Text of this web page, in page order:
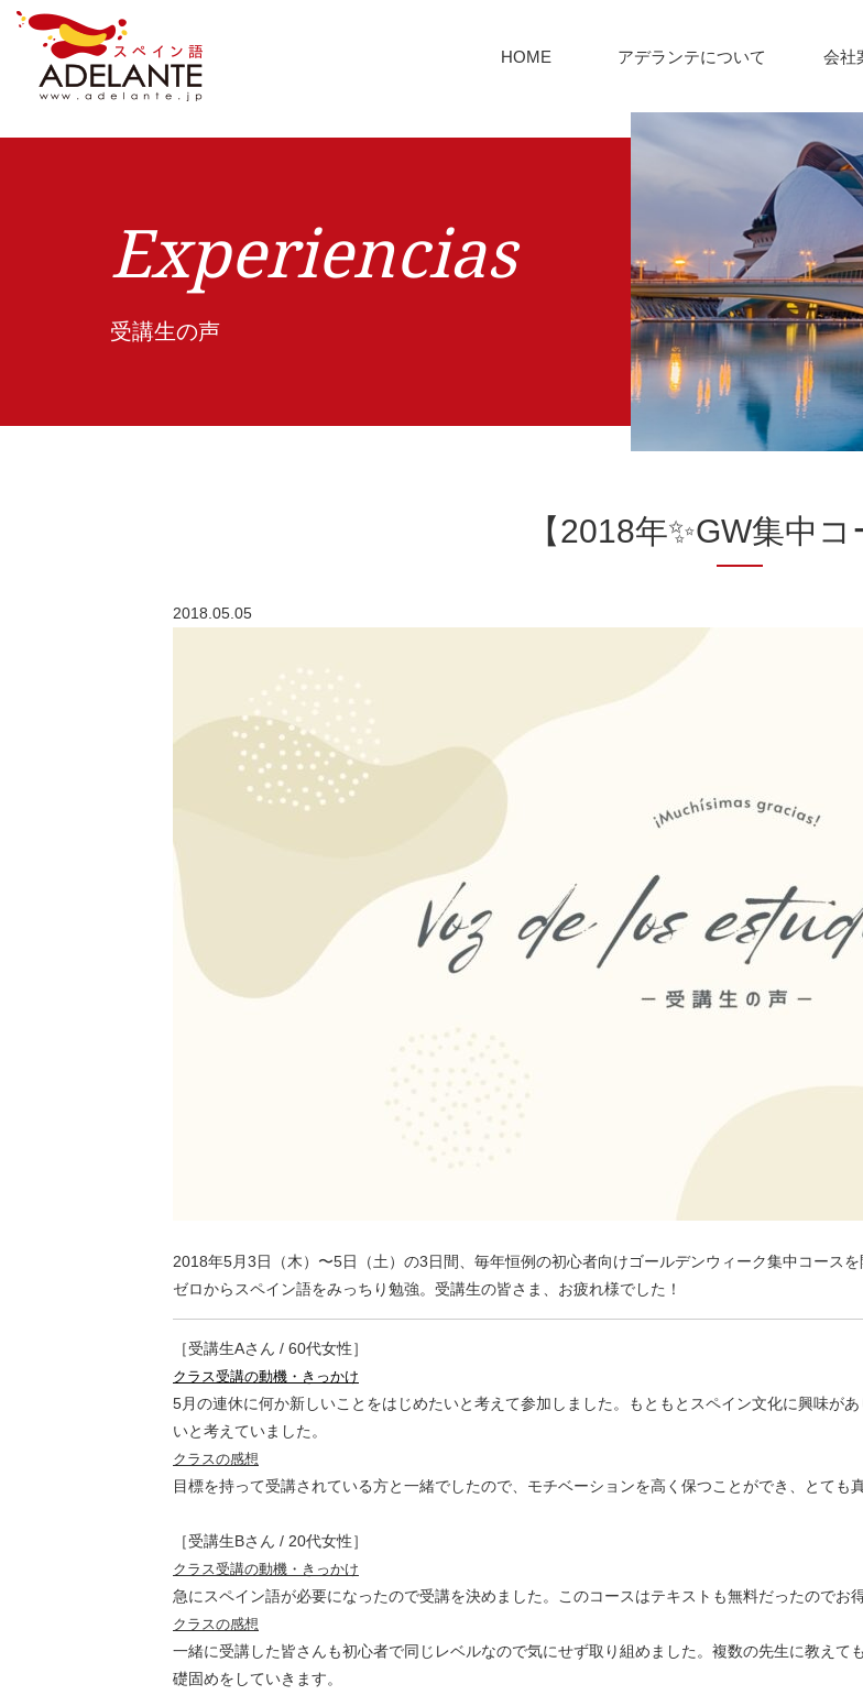
HOME アデランテについて 会社
Experiencias
受講生の声
【2018年✨GW集中コ
2018.05.05
2018年5月3日（木）〜5日（土）の3日間、毎年恒例の初心者向けゴールデンウィーク集中コース
ゼロからスペイン語をみっちり勉強。受講生の皆さま、お疲れ様でした！
［受講生Aさん / 60代女性］
クラス受講の動機・きっかけ
5月の連休に何か新しいことをはじめたいと考えて参加しました。もともとスペイン文化に興味が
いと考えていました。
クラスの感想
目標を持って受講されている方と一緒でしたので、モチベーションを高く保つことができ、とても
［受講生Bさん / 20代女性］
クラス受講の動機・きっかけ
急にスペイン語が必要になったので受講を決めました。このコースはテキストも無料だったのでお
クラスの感想
一緒に受講した皆さんも初心者で同じレベルなので気にせず取り組めました。複数の先生に教え
礎固めをしていきます。